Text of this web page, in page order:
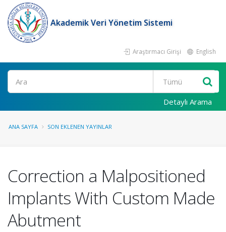
Akademik Veri Yönetim Sistemi
Araştırmacı Girişi English
Ara
Detaylı Arama
ANA SAYFA SON EKLENEN YAYINLAR
Correction a Malpositioned
Implants With Custom Made
Abutment